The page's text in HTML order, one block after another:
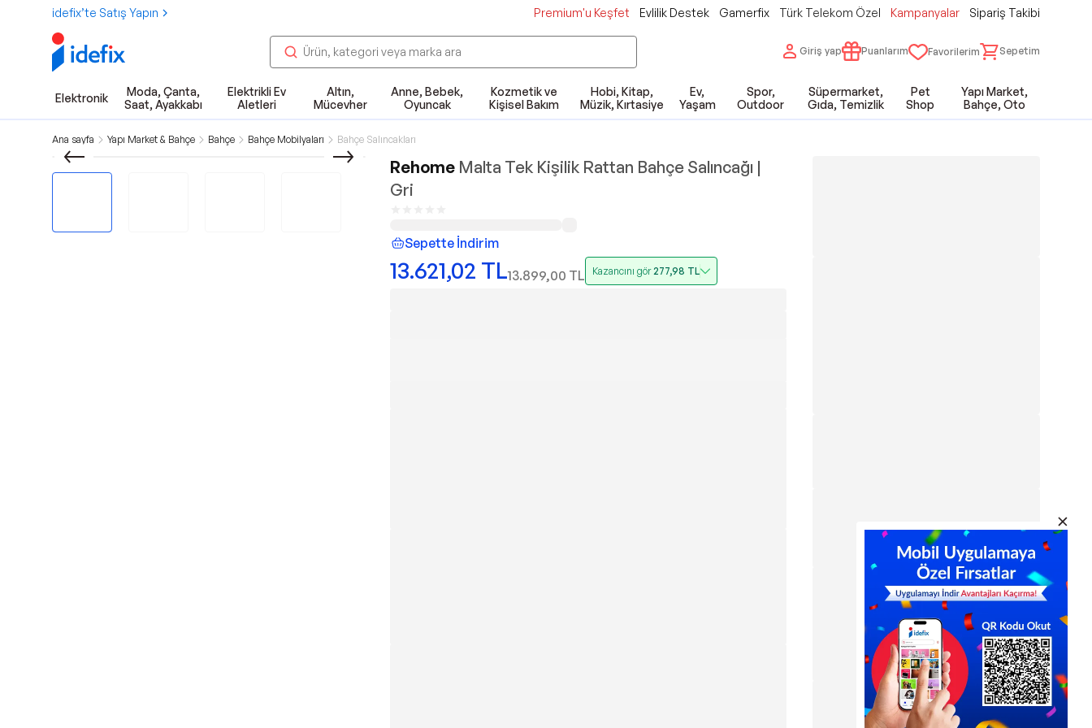
idefix’te Satış Yapın Premium'u Keşfet Evlilik Destek Gamerfix Türk Telekom Özel Kampanyalar Sipariş Takibi
Giriş yap Puanlarım Favorilerim Sepetim
Elektronik
Moda, Çanta,
Saat, Ayakkabı
Elektrikli Ev
Aletleri
Altın,
Mücevher
Anne, Bebek,
Oyuncak
Kozmetik ve
Kişisel Bakım
Hobi, Kitap,
Müzik, Kırtasiye
Ev,
Yaşam
Spor,
Outdoor
Süpermarket,
Gıda, Temizlik
Pet
Shop
Yapı Market,
Bahçe, Oto
Ana sayfa Yapı Market & Bahçe Bahçe Bahçe Mobilyaları Bahçe Salıncakları
Rehome Malta Tek Kişilik Rattan Bahçe Salıncağı |
Gri
Sepette İndirim
13.621,02 TL13.899,00 TL Kazancını gör277,98 TL